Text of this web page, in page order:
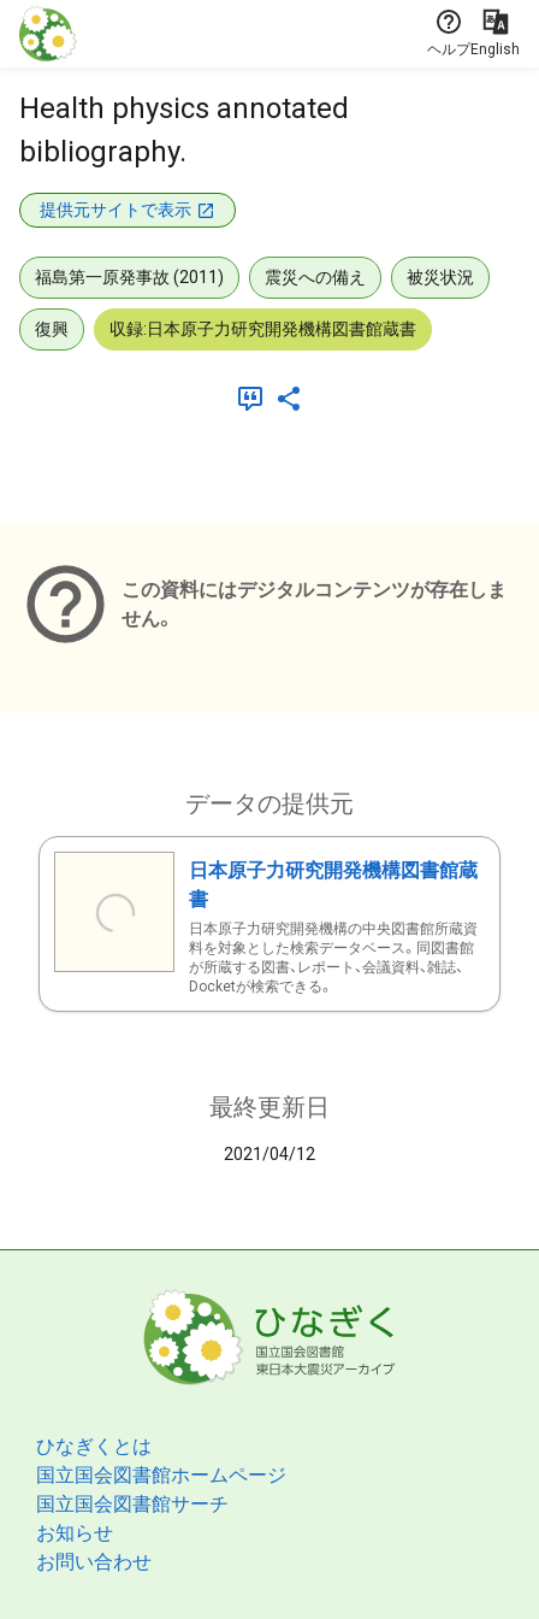
本文に飛ぶ
ヘルプEnglish
Health physics annotated
bibliography.
提供元サイトで表示
福島第一原発事故 (2011) 震災への備え 被災状況
復興 収録:日本原子力研究開発機構図書館蔵書
この資料にはデジタルコンテンツが存在しま
せん。
データの提供元
日本原子力研究開発機構図書館蔵
書
日本原子力研究開発機構の中央図書館所蔵資
料を対象とした検索データベース。同図書館
が所蔵する図書、レポート、会議資料、雑誌、
Docketが検索できる。
最終更新日
2021/04/12
ひなぎくとは
国立国会図書館ホームページ
国立国会図書館サーチ
お知らせ
お問い合わせ